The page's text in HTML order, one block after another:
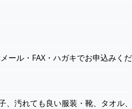
ール・FAX・ハガキでお申込みく
、汚れても良い服装・靴、タオル